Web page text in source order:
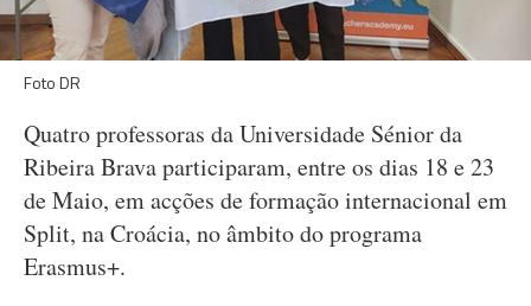
Foto DR
Quatro professoras da Universidade Sénior da
Ribeira Brava participaram, entre os dias 18 e 23
de Maio, em acções de formação internacional em
Split, na Croácia, no âmbito do programa
Erasmus+.